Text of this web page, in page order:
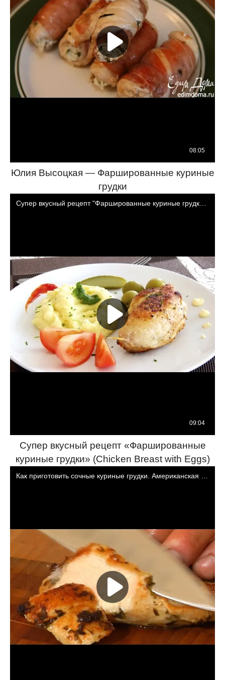
Юлия Высоцкая — Фаршированные куриные
грудки
Супер вкусный рецепт «Фаршированные
куриные грудки» (Chicken Breast with Eggs)